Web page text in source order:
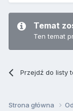
Temat
Ten temat
Przejdź do listy
Strona główna